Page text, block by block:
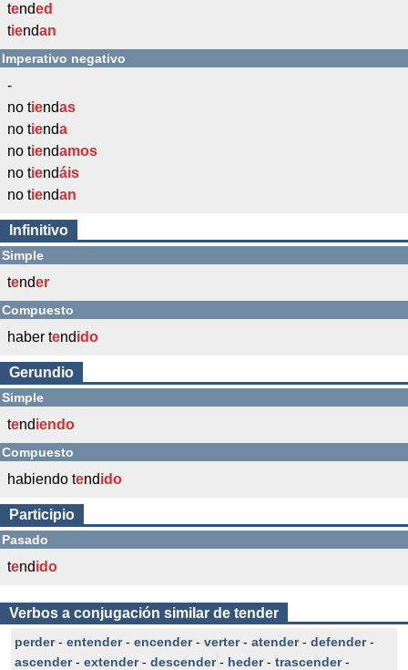
tended
tiendan
Imperativo negativo
-
no tiendas
no tienda
no tiendamos
no tiendáis
no tiendan
Infinitivo
Simple
tender
Compuesto
haber tendido
Gerundio
Simple
tendiendo
Compuesto
habiendo tendido
Participio
Pasado
tendido
Verbos a conjugación similar de tender
perder- entender- encender- verter- atender- defender-
ascender- extender- descender- heder- trascender-